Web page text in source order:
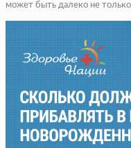
может быть далеко не